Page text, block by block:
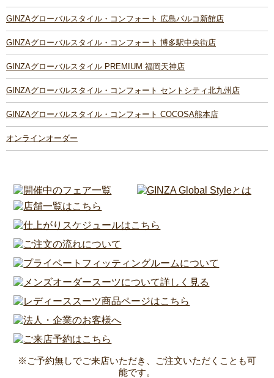
GINZAグローバルスタイル・コンフォート 広島パルコ新館店
GINZAグローバルスタイル・コンフォート 博多駅中央街店
GINZAグローバルスタイル PREMIUM 福岡天神店
GINZAグローバルスタイル・コンフォート セントシティ北九州店
GINZAグローバルスタイル・コンフォート COCOSA熊本店
オンラインオーダー
※ご予約無しでご来店いただき、ご注文いただくことも可
能です。